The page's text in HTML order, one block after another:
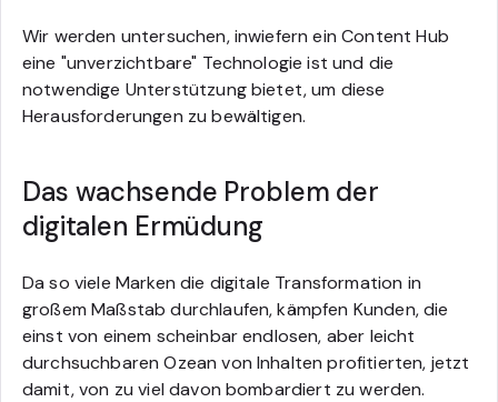
Wir werden untersuchen, inwiefern ein Content Hub
eine "unverzichtbare" Technologie ist und die
notwendige Unterstützung bietet, um diese
Herausforderungen zu bewältigen.
Das wachsende Problem der
digitalen Ermüdung
Da so viele Marken die digitale Transformation in
großem Maßstab durchlaufen, kämpfen Kunden, die
einst von einem scheinbar endlosen, aber leicht
durchsuchbaren Ozean von Inhalten profitierten, jetzt
damit, von zu viel davon bombardiert zu werden.